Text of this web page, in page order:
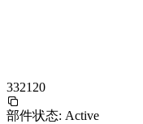
332120
部件状态: Active